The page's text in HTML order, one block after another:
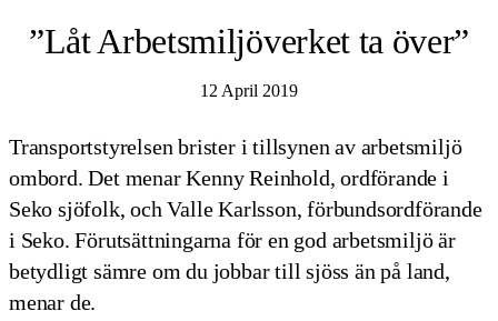
”Låt Arbetsmiljöverket ta över”
12 April 2019
Transportstyrelsen brister i tillsynen av arbetsmiljö
ombord. Det menar Kenny Reinhold, ordförande i
Seko sjöfolk, och Valle Karlsson, förbundsordförande
i Seko. Förutsättningarna för en god arbetsmiljö är
betydligt sämre om du jobbar till sjöss än på land,
menar de.